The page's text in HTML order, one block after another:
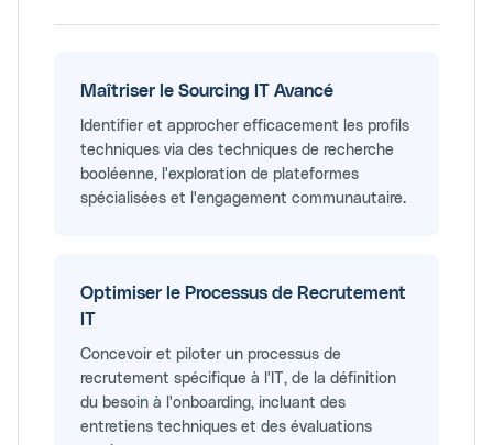
Maîtriser le Sourcing IT Avancé
Identifier et approcher efficacement les profils
techniques via des techniques de recherche
booléenne, l'exploration de plateformes
spécialisées et l'engagement communautaire.
Optimiser le Processus de Recrutement
IT
Concevoir et piloter un processus de
recrutement spécifique à l'IT, de la définition
du besoin à l'onboarding, incluant des
entretiens techniques et des évaluations